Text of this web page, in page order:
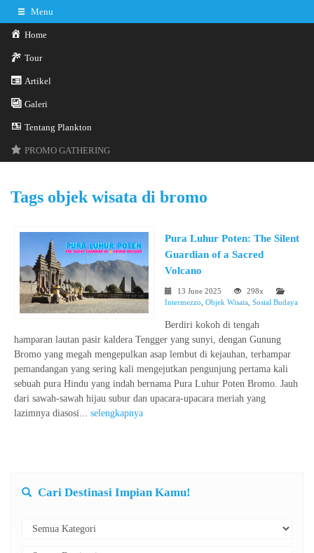
Menu
Home
Tour
Artikel
Galeri
Tentang Plankton
PROMO GATHERING
Tags objek wisata di bromo
Pura Luhur Poten: The Silent
Guardian of a Sacred
Volcano
13 June 2025
298x
Intermezzo Objek Wisata Sosial Budaya
Berdiri kokoh di tengah
hamparan lautan pasir kaldera Tengger yang sunyi, dengan Gunung
Bromo yang megah mengepulkan asap lembut di kejauhan, terhampar
pemandangan yang sering kali mengejutkan pengunjung pertama kali
sebuah pura Hindu yang indah bernama Pura Luhur Poten Bromo. Jauh
dari sawah-sawah hijau subur dan upacara-upacara meriah yang
lazimnya diasosi... selengkapnya
Cari Destinasi Impian Kamu!